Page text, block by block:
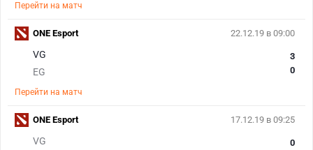
Перейти на матч
22.12.19 в 09:00
VG
EG
3
0
Перейти на матч
ONE Esport
17.12.19 в 09:25
VG
0
ONE Esport